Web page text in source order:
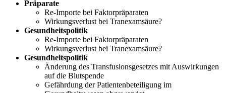
Präparate
Re-Importe bei Faktorpräparaten
Wirkungsverlust bei Tranexamsäure?
Gesundheitspolitik
Re-Importe bei Faktorpräparaten
Wirkungsverlust bei Tranexamsäure?
Gesundheitspolitik
Änderung des Transfusionsgesetzes mit Auswirkungen
auf die Blutspende
Gefährdung der Patientenbeteiligung im